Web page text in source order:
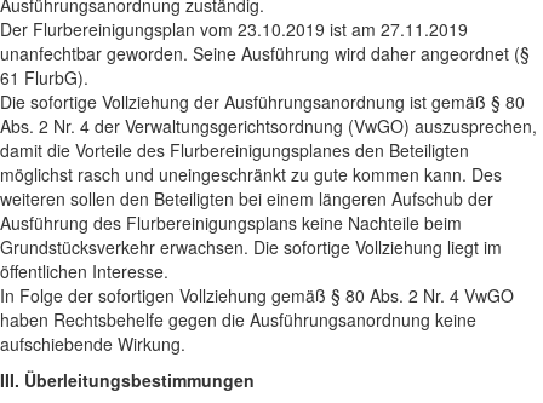
Ausführungsanordnung zuständig.
Der Flurbereinigungsplan vom 23.10.2019 ist am 27.11.2019
unanfechtbar geworden. Seine Ausführung wird daher angeordnet (§
61 FlurbG).
Die sofortige Vollziehung der Ausführungsanordnung ist gemäß § 80
Abs. 2 Nr. 4 der Verwaltungsgerichtsordnung (VwGO) auszusprechen,
damit die Vorteile des Flurbereinigungsplanes den Beteiligten
möglichst rasch und uneingeschränkt zu gute kommen kann. Des
weiteren sollen den Beteiligten bei einem längeren Aufschub der
Ausführung des Flurbereinigungsplans keine Nachteile beim
Grundstücksverkehr erwachsen. Die sofortige Vollziehung liegt im
öffentlichen Interesse.
In Folge der sofortigen Vollziehung gemäß § 80 Abs. 2 Nr. 4 VwGO
haben Rechtsbehelfe gegen die Ausführungsanordnung keine
aufschiebende Wirkung.
III. Überleitungsbestimmungen